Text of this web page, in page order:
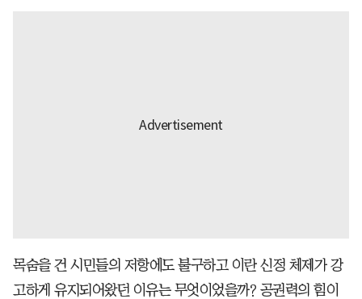
목숨을 건 시민들의 저항에도 불구하고 이란 신정 체제가 강
고하게 유지되어왔던 이유는 무엇이었을까? 공권력의 힘이